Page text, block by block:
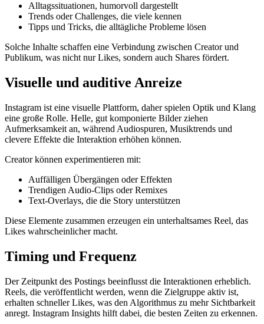
Alltagssituationen, humorvoll dargestellt
Trends oder Challenges, die viele kennen
Tipps und Tricks, die alltägliche Probleme lösen
Solche Inhalte schaffen eine Verbindung zwischen Creator und
Publikum, was nicht nur Likes, sondern auch Shares fördert.
Visuelle und auditive Anreize
Instagram ist eine visuelle Plattform, daher spielen Optik und Klang
eine große Rolle. Helle, gut komponierte Bilder ziehen
Aufmerksamkeit an, während Audiospuren, Musiktrends und
clevere Effekte die Interaktion erhöhen können.
Creator können experimentieren mit:
Auffälligen Übergängen oder Effekten
Trendigen Audio-Clips oder Remixes
Text-Overlays, die die Story unterstützen
Diese Elemente zusammen erzeugen ein unterhaltsames Reel, das
Likes wahrscheinlicher macht.
Timing und Frequenz
Der Zeitpunkt des Postings beeinflusst die Interaktionen erheblich.
Reels, die veröffentlicht werden, wenn die Zielgruppe aktiv ist,
erhalten schneller Likes, was den Algorithmus zu mehr Sichtbarkeit
anregt. Instagram Insights hilft dabei, die besten Zeiten zu erkennen.